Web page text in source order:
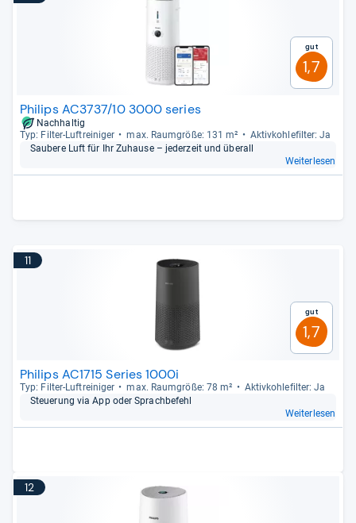
Gut
1,7
Philips AC3737/10 3000 series
Nachhaltig
Typ: Fil­ter-​Luftrei­ni­ger
max. Raum­größe: 131 m²
Aktiv­koh­le­fil­ter: Ja
Sau­bere Luft für Ihr Zuhause – jeder­zeit und über­all
Weiterlesen
11
Gut
1,7
Philips AC1715 Series 1000i
Typ: Fil­ter-​Luftrei­ni­ger max. Raum­größe: 78 m²
Aktiv­koh­le­fil­ter: Ja
Steue­rung via App oder Sprach­be­fehl
Weiterlesen
12